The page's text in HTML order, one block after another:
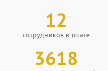
12
сотрудников в штате
3618